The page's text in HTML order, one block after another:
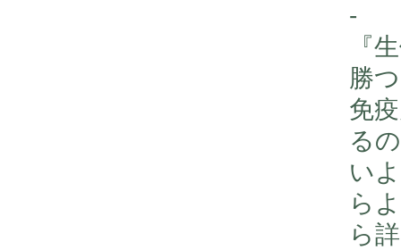
-
『
勝
免
る
い
ら
ら